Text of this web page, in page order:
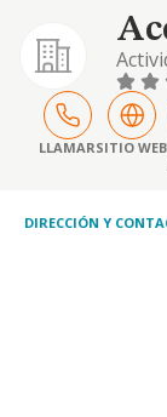
LLAMARSITIO WEB
DIRECCIÓN Y